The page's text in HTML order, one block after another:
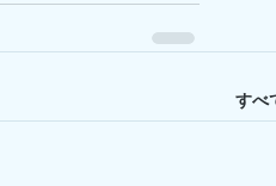
すべ